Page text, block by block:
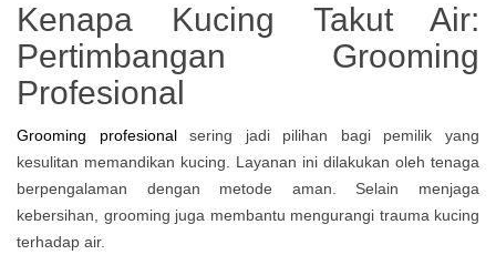
Kenapa Kucing Takut Air:
Pertimbangan Grooming
Profesional
Grooming profesionalsering jadi pilihan bagi pemilik yang
kesulitan memandikan kucing. Layanan ini dilakukan oleh tenaga
berpengalaman dengan metode aman. Selain menjaga
kebersihan, grooming juga membantu mengurangi trauma kucing
terhadap air.